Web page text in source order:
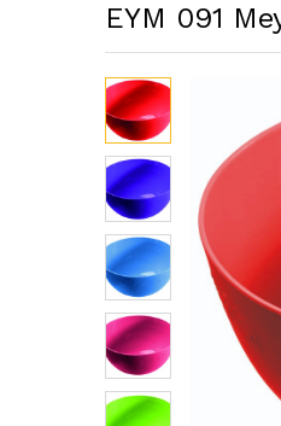
EYM 091